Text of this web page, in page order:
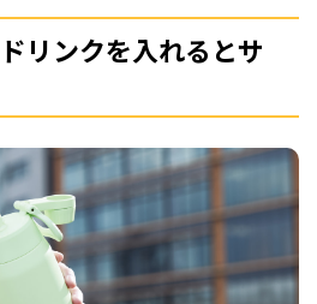
リンクを入れるとサ